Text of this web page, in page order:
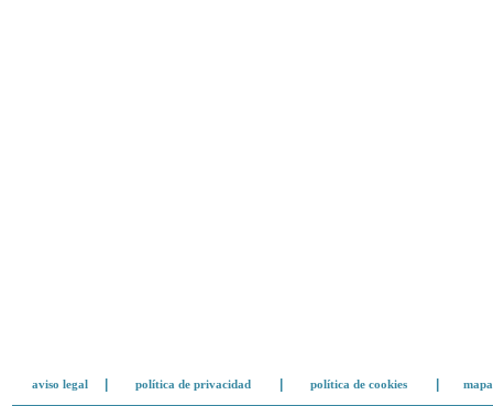
aviso legal política de privacidad política de cookies